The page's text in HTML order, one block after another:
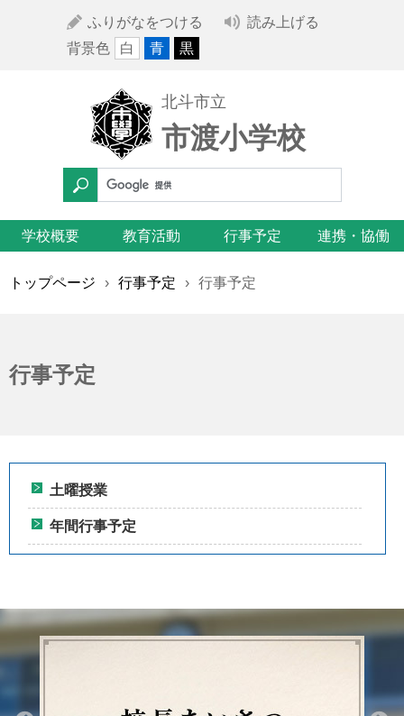
ふりがなをつける
読み上げる
背景色
白 青 黒
北斗市立
市渡小学校
学校概要 教育活動 行事予定 連携・協働
トップページ › 行事予定 › 行事予定
行事予定
土曜授業
年間行事予定